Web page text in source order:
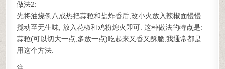
做法2:
先将油烧倒八成热把蒜粒和盐炸香后,改小火放入辣椒面慢慢
搅动至无生味, 放入花椒和鸡粉熄火即可. 这种做法的特点是:
蒜粒(可以切大一点,多放一点)吃起来又香又酥脆,我通常都是
用这个方法.